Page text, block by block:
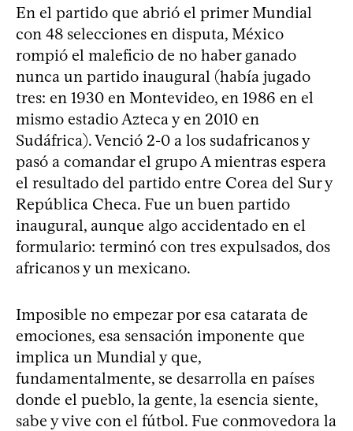
En el partido que abrió el primer Mundial
con 48 selecciones en disputa, México
rompió el maleficio de no haber ganado
nunca un partido inaugural (había jugado
tres: en 1930 en Montevideo, en 1986 en el
mismo estadio Azteca y en 2010 en
Sudáfrica). Venció 2-0 a los sudafricanos y
pasó a comandar el grupo A mientras espera
el resultado del partido entre Corea del Sur y
República Checa. Fue un buen partido
inaugural, aunque algo accidentado en el
formulario: terminó con tres expulsados, dos
africanos y un mexicano.
Imposible no empezar por esa catarata de
emociones, esa sensación imponente que
implica un Mundial y que,
fundamentalmente, se desarrolla en países
donde el pueblo, la gente, la esencia siente,
sabe y vive con el fútbol. Fue conmovedora la